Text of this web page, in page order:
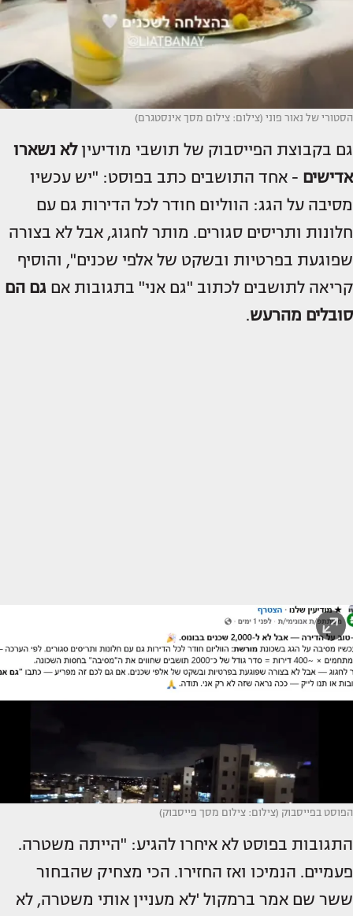
הסטורי של נאור פוני (צילום: צילום מסך אינסטגרם)
גם בקבוצת הפייסבוק של תושבי מודיעיןלא נשארו
אדישים - אחד התושבים כתב בפוסט: "יש עכשיו
מסיבה על הגג: הווליום חודר לכל הדירות גם עם
חלונות ותריסים סגורים. מותר לחגוג, אבל לא בצורה
שפוגעת בפרטיות ובשקט של אלפי שכנים", והוסיף
קריאה לתושבים לכתוב "גם אני" בתגובות אם גם הם
סובלים מהרעש.
הפוסט בפייסבוק (צילום: צילום מסך פייסבוק)
התגובות בפוסט לא איחרו להגיע: "הייתה משטרה.
פעמיים. הנמיכו ואז החזירו. הכי מצחיק שהבחור
ששר שם אמר ברמקול 'לא מעניין אותי משטרה, לא